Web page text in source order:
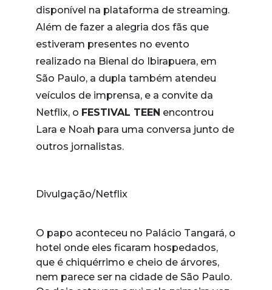
disponível na plataforma de streaming.
Além de fazer a alegria dos fãs que
estiveram presentes no evento
realizado na Bienal do Ibirapuera, em
São Paulo, a dupla também atendeu
veículos de imprensa, e a convite da
Netflix, o FESTIVAL TEEN encontrou
Lara e Noah para uma conversa junto de
outros jornalistas.
Divulgação/Netflix
O papo aconteceu no Palácio Tangará, o
hotel onde eles ficaram hospedados,
que é chiquérrimo e cheio de árvores,
nem parece ser na cidade de São Paulo.